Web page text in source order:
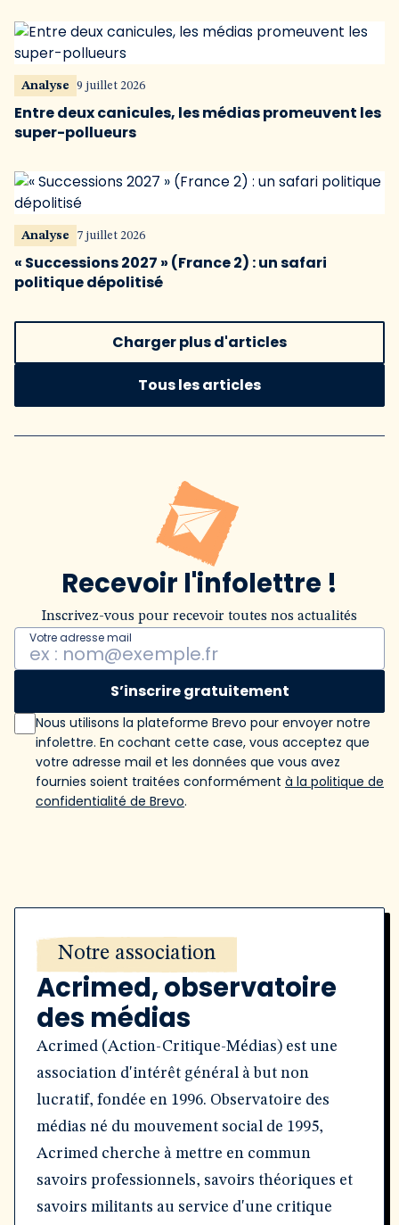
Analyse 9 juillet 2026
Entre deux canicules, les médias promeuvent les
super-pollueurs
Analyse 7 juillet 2026
« Successions 2027 » (France 2) : un safari
politique dépolitisé
Charger plus d'articles
Tous les articles
Recevoir l'infolettre !
Inscrivez-vous pour recevoir toutes nos actualités
Votre adresse mail
S’inscrire gratuitement
Nous utilisons la plateforme Brevo pour envoyer notre
infolettre. En cochant cette case, vous acceptez que
votre adresse mail et les données que vous avez
fournies soient traitées conformément à la politique de
confidentialité de Brevo.
Notre association
Acrimed, observatoire
des médias
Acrimed (Action-Critique-Médias) est une
association d'intérêt général à but non
lucratif, fondée en 1996. Observatoire des
médias né du mouvement social de 1995,
Acrimed cherche à mettre en commun
savoirs professionnels, savoirs théoriques et
savoirs militants au service d'une critique